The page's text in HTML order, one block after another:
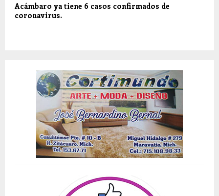
Acámbaro ya tiene 6 casos confirmados de
coronavirus.